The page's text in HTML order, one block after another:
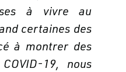
à vivre au
certaines des
à montrer des
19, nous